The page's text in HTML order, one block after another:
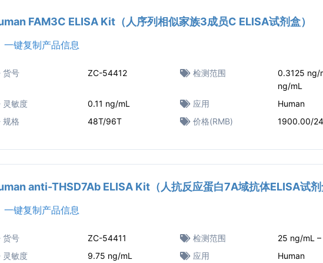
FAM3C ELISA Kit（人序列相似家族3成员C ELISA试剂盒）
一键复制产品信息
货号 ZC-54412 检测范围
0.3125 ng/
ng/mL
灵敏度
0.11 ng/mL 应用
Human
规格
48T/96T 价格(RMB) 1900.00/
anti-THSD7Ab ELISA Kit（人抗反应蛋白7A域抗体ELISA试剂
一键复制产品信息
货号 ZC-54411 检测范围
25 ng/mL
灵敏度
9.75 ng/mL 应用
Human